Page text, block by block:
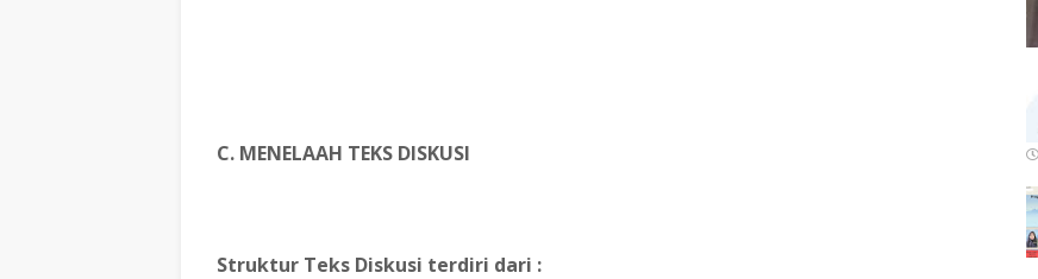
C. MENELAAH TEKS DISKUSI
Struktur Teks Diskusi terdiri dari :